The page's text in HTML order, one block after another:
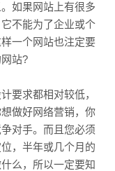
如果网站上有很多
不能为了企业或个
一个网站也注定要
站?
求都相对较低，
做好网络营销，你
对手。而且您必须
，半年或几个月的
么，所以一定要知